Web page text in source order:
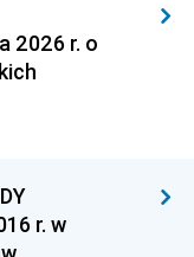
2026 r. o
r. w